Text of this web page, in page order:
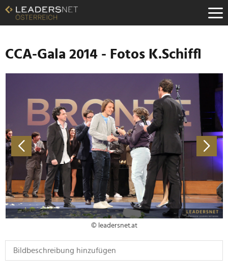
Zum
Inhalt
Zur
Navigation
Zur
Hauptnavigation
CCA-Gala 2014 - Fotos K.Schiffl
© leadersnet.at